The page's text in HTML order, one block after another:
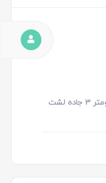
گیلان، زیبا کنار کیلومتر 3 جاده لشت